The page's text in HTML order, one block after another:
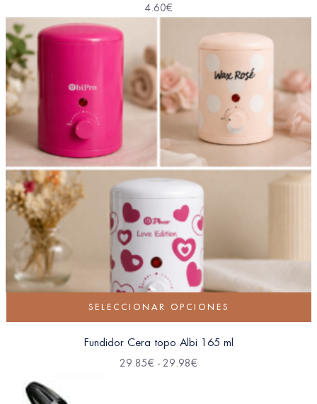
4.60€
SELECCIONAR OPCIONES
Fundidor Cera topo Albi 165 ml
29.85€ - 29.98€